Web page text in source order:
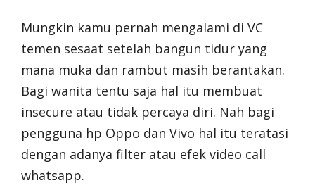
Mungkin kamu pernah mengalami di VC
temen sesaat setelah bangun tidur yang
mana muka dan rambut masih berantakan.
Bagi wanita tentu saja hal itu membuat
insecure atau tidak percaya diri. Nah bagi
pengguna hp Oppo dan Vivo hal itu teratasi
dengan adanya filter atau efek video call
whatsapp.